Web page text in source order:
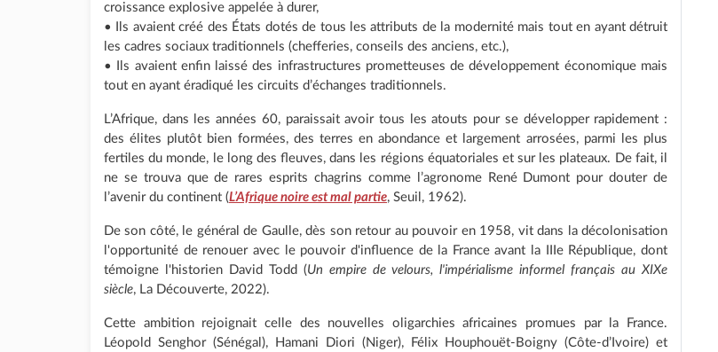
croissance explosive appelée à durer,
• Ils avaient créé des États dotés de tous les attributs de la modernité mais tout en ayant détruit
les cadres sociaux traditionnels (chefferies, conseils des anciens, etc.),
• Ils avaient enfin laissé des infrastructures prometteuses de développement économique mais
tout en ayant éradiqué les circuits d’échanges traditionnels.
L’Afrique, dans les années 60, paraissait avoir tous les atouts pour se développer rapidement :
des élites plutôt bien formées, des terres en abondance et largement arrosées, parmi les plus
fertiles du monde, le long des fleuves, dans les régions équatoriales et sur les plateaux. De fait, il
ne se trouva que de rares esprits chagrins comme l’agronome René Dumont pour douter de
l’avenir du continent (L’Afrique noire est mal partie, Seuil, 1962).
De son côté, le général de Gaulle, dès son retour au pouvoir en 1958, vit dans la décolonisation
l'opportunité de renouer avec le pouvoir d'influence de la France avant la IIIe République, dont
témoigne l'historien David Todd (Un empire de velours, l'impérialisme informel français au XIXe
siècle, La Découverte, 2022).
Cette ambition rejoignait celle des nouvelles oligarchies africaines promues par la France.
Léopold Senghor (Sénégal), Hamani Diori (Niger), Félix Houphouët-Boigny (Côte-d’Ivoire) et